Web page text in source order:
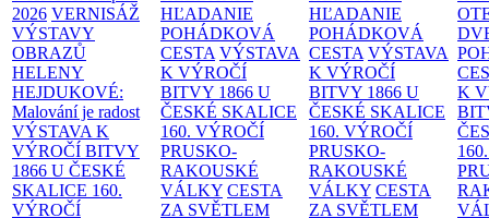
2026 VERNISÁŽ
VÝSTAVY
OBRAZŮ
HELENY
HEJDUKOVÉ:
Malování je radost
VÝSTAVA K
VÝROČÍ BITVY
1866 U ČESKÉ
SKALICE 160.
VÝROČÍ
HĽADANIE
POHÁDKOVÁ
CESTA VÝSTAVA
K VÝROČÍ
BITVY 1866 U
ČESKÉ SKALICE
160. VÝROČÍ
PRUSKO-
RAKOUSKÉ
VÁLKY CESTA
ZA SVĚTLEM
HĽADANIE
POHÁDKOVÁ
CESTA VÝSTAVA
K VÝROČÍ
BITVY 1866 U
ČESKÉ SKALICE
160. VÝROČÍ
PRUSKO-
RAKOUSKÉ
VÁLKY CESTA
ZA SVĚTLEM
K